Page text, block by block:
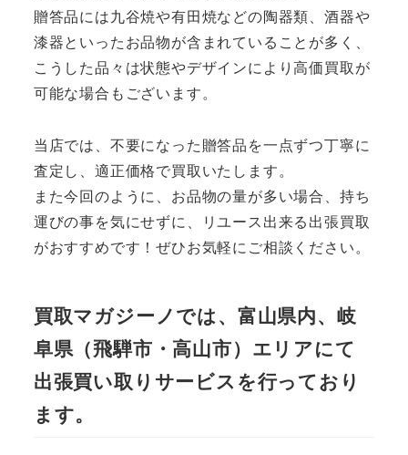
贈答品には九谷焼や有田焼などの陶器類、酒器や
漆器といったお品物が含まれていることが多く、
こうした品々は状態やデザインにより高価買取が
可能な場合もございます。
当店では、不要になった贈答品を一点ずつ丁寧に
査定し、適正価格で買取いたします。
また今回のように、お品物の量が多い場合、持ち
運びの事を気にせずに、リユース出来る出張買取
がおすすめです！ぜひお気軽にご相談ください。
買取マガジーノでは、富山県内、岐
阜県（飛騨市・高山市）エリアにて
出張買い取りサービスを行っており
ます。